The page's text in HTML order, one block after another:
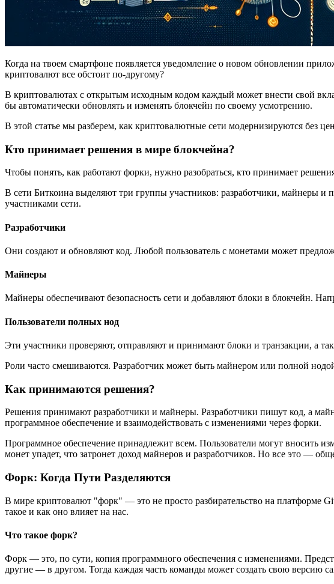
Когда на твоем смартфоне появляется уведомление о новом обновлении
криптовалют все обстоит по-другому?
В криптовалютах с открытым исходным кодом каждый может внести свой
бы автоматически обновлять и изменять блокчейн по своему усмотрению.
В этой статье мы разберем, как криптовалютные сети модернизируются без
Кто принимает решения в мире блокчейна?
Чтобы понять, как работают форки, нужно разобраться, кто принимает
В сети Биткоина выделяют три группы участников: разработчики, майнеры
участниками сети.
Разработчики
Они создают и обновляют код. Любой пользователь с монетами может
Майнеры
Майнеры обеспечивают безопасность сети и добавляют блоки в блокчейн.
Пользователи полных нод
Эти участники проверяют, отправляют и принимают блоки и транзакции, а
Роли часто смешиваются. Разработчик может быть майнером или полной
Как принимаются решения?
Решения принимают разработчики и майнеры. Разработчики пишут код, а
программное обеспечение и взаимодействовать с изменениями через форки.
Программное обеспечение принадлежит всем. Пользователи могут вносить
монет упадет, что затронет доход майнеров и разработчиков. Но все это —
Форк: Когда Пути Разделяются
В мире криптовалют "форк" — это не просто разбирательство на платформе
такое и как оно влияет на нас.
Что такое форк?
Форк — это, по сути, копия программного обеспечения с изменениями.
другие — в другом. Тогда каждая часть команды может создать свою версию